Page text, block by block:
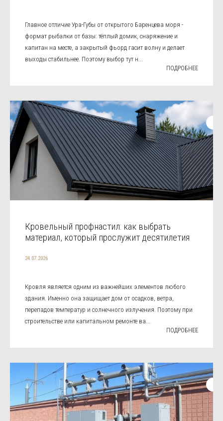
Главное отличие Ура-Губы от открытого Баренцева моря -
формат рыбалки от базы: тёплый домик, снаряжение и
капитан на месте, а закрытый фьорд гасит волну и делает
выходы стабильнее. Поэтому выбор тут н...
ПОДРОБНЕЕ
Кровельный профнастил: как выбрать
материал, который прослужит десятилетия
24.07.2026
Кровля является одним из важнейших элементов любого
здания. Именно она защищает дом от осадков, ветра,
перепадов температур и солнечного излучения. Поэтому при
строительстве или капитальном ремонте ва...
ПОДРОБНЕЕ